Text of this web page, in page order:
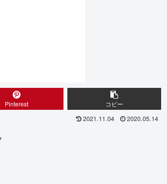
Pinterest コピー
2021.11.04 2020.05.14